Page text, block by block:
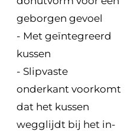
geborgen gevoel
- Met geïntegreerd
kussen
- Slipvaste
onderkant voorkomt
dat het kussen
wegglijdt bij het in-